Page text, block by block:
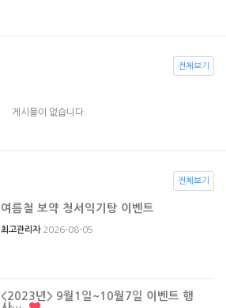
게시물이 없습니다.
전체보기
여름철 보약 청서익기탕 이벤트
최고관리자 2026-08-05
<2023년> 9월1일~10월7일 이벤트 행
전체보기